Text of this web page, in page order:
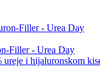
Filler - Urea Day
ureje i hijaluronskom